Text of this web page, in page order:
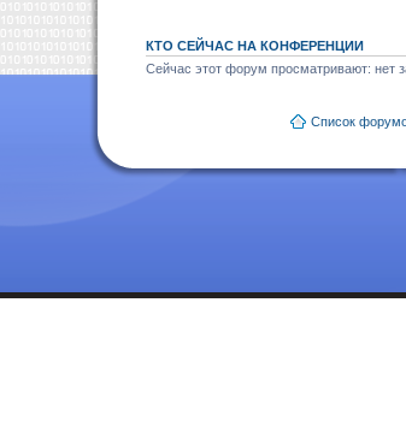
КТО СЕЙЧАС НА КОНФЕРЕНЦИИ
Сейчас этот форум просматривают: нет
Список